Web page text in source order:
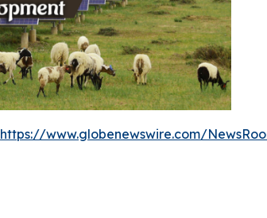
https://www.globenewswire.com/